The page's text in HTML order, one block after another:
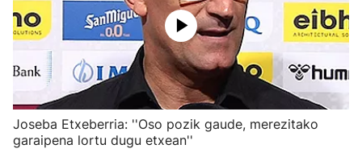
Herri-kirolak
Eskubaloia
Kirolak 360
Joseba Etxeberria: ''Oso pozik gaude, merezitako
garaipena lortu dugu etxean''